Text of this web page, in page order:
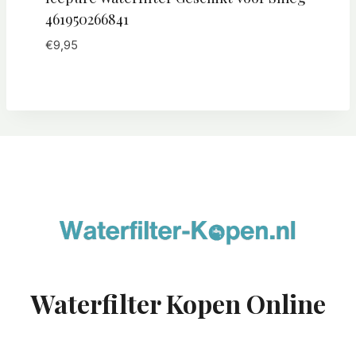
461950266841
€9,95
Waterfilter Kopen Online